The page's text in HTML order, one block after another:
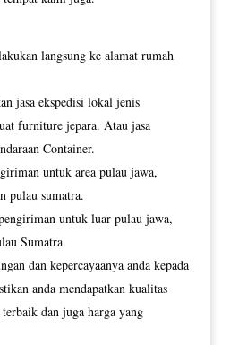
langsung ke alamat rumah
jasa ekspedisi lokal jenis
furniture jepara. Atau jasa
Container.
untuk area pulau jawa,
pulau sumatra.
untuk luar pulau jawa,
Sumatra.
dan kepercayaanya anda kepada
anda mendapatkan kualitas
dan juga harga yang